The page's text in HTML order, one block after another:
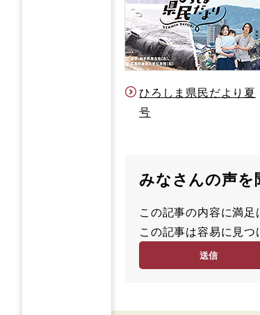
ひろしま県民だより夏
号
みなさんの声
満
足
この記事の内容に満
容
度
この記事は容易に見